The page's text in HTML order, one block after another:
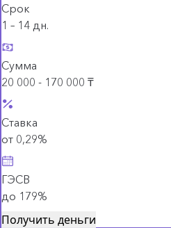
Срок
1 – 14 дн.
Сумма
20 000 - 170 000 ₸
Ставка
от 0,29%
ГЭСВ
до 179%
Получить деньги